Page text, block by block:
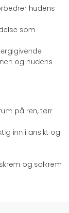
hudens
som
og hudens
på ren, tørr
inn i ansikt og
og solkrem